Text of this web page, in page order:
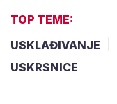
TOP TEME:
USKLAĐIVANJE
USKRSNICE